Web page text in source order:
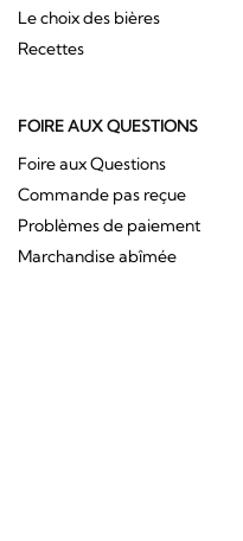
Le choix des bières
Recettes
FOIRE AUX QUESTIONS
Foire aux Questions
Commande pas reçue
Problèmes de paiement
Marchandise abîmée